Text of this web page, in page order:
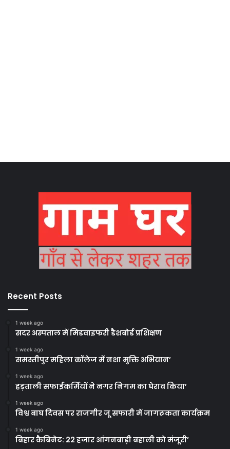
Recent Posts
1 week ago
सदर अस्पताल में मिडवाइफरी डैशबोर्ड प्रशिक्षण
1 week ago
समस्तीपुर महिला कॉलेज में नशा मुक्ति अभियान’
1 week ago
हड़ताली सफाईकर्मियों ने नगर निगम का घेराव किया’
1 week ago
विश्व बाघ दिवस पर राजगीर जू सफारी में जागरूकता कार्यक्रम
1 week ago
बिहार कैबिनेट: 22 हजार आंगनबाड़ी बहाली को मंजूरी’